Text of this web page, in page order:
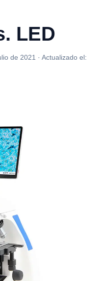
LED
de 2021 · Actualizado el: